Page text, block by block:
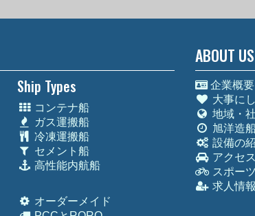
Ship Types
コンテナ船
ガス運搬船
冷凍運搬船
セメント船
高性能内航船
オーダーメイド
ABOUT US
企業概要
大事に
地域・
旭洋造
設備の
アクセ
スポー
求人情報